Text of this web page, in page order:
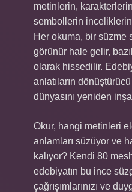
metinlerin,
sembollerin
Her okuma, bir süzme
görünür hale gelir,
olarak hissedilir.
anlatıların
dünyasını yeniden
Okur, hangi metinleri
anlamları süzüyor ve
kalıyor? Kendi 80
edebiyatın bu ince
çağrışımlarınızı ve